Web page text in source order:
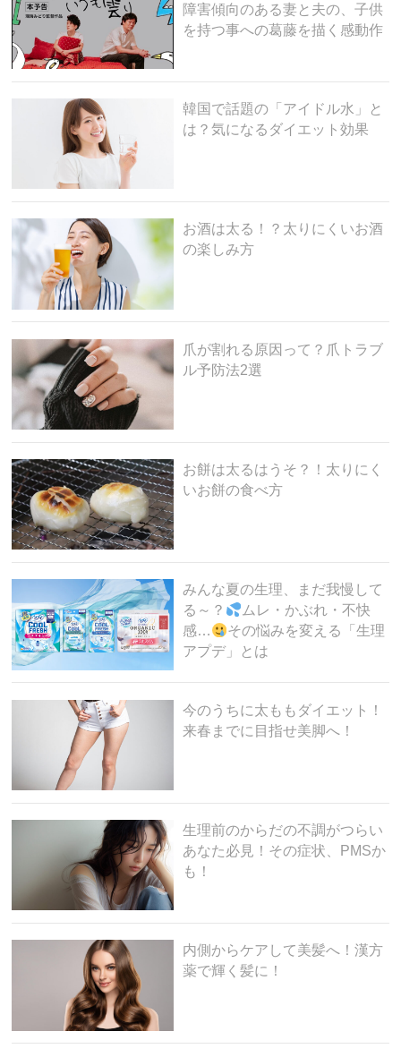
障害傾向のある妻と夫の、子供
を持つ事への葛藤を描く感動作
韓国で話題の「アイドル水」と
は？気になるダイエット効果
お酒は太る！？太りにくいお酒
の楽しみ方
爪が割れる原因って？爪トラブ
ル予防法2選
お餅は太るはうそ？！太りにく
いお餅の食べ方
みんな夏の生理、まだ我慢して
る～？
ムレ・かぶれ・不快
感…
その悩みを変える「生理
アプデ」とは
今のうちに太ももダイエット！
来春までに目指せ美脚へ！
生理前のからだの不調がつらい
あなた必見！その症状、PMSか
も！
内側からケアして美髪へ！漢方
薬で輝く髪に！